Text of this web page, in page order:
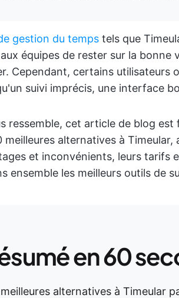
gestion du temps tels que
équipes de rester sur la bonne
Cependant, certains utilisateurs
suivi imprécis, une interface
ressemble, cet article de blog
meilleures alternatives à
et inconvénients, leurs tarifs
ensemble les meilleurs outils de
en 60
alternatives à Timeular